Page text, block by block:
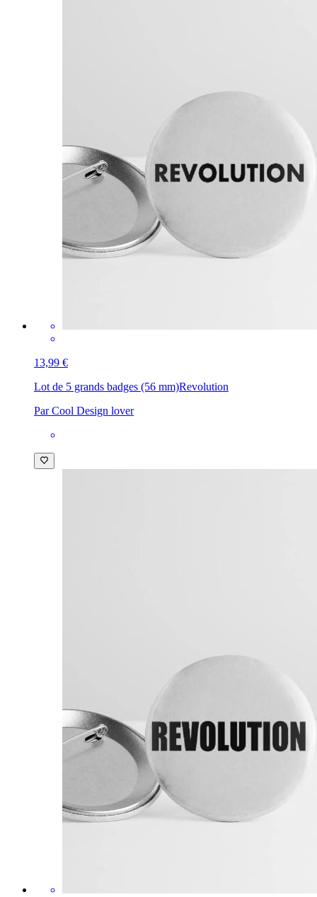
13,99 €
Lot de 5 grands badges (56 mm)Revolution
Par Cool Design lover